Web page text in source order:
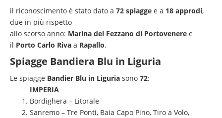
il riconoscimento è stato dato a 72 spiagge e a 18 approdi,
due in più rispetto
allo scorso anno: Marina del Fezzano di Portovenere e
il Porto Carlo Riva a Rapallo.
Spiagge Bandiera Blu in Liguria
Le spiagge Bandier Blu in Liguria sono 72:
IMPERIA
Bordighera – Litorale
Sanremo – Tre Ponti, Baia Capo Pino, Tiro a Volo,